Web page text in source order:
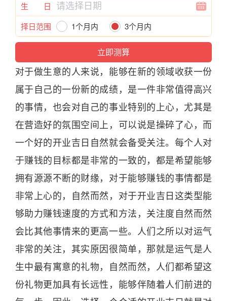
生 日
择日范围
1个月内
3个月内
一年内
对于做生意的人来说，能够在新的领域收获一份
属于自己的一份新的成绩，是一件非常值得高兴
的事情，也会对自己的事业特别的上心，尤其是
在营造好的氛围空间上，可以说是操碎了心，而
一个好的开业吉日 自然就会备受关注。每个人对
于赚钱的目标都是非常的一致的，都是希望能够
拥有源源不断的财缘，对于能够赚钱的事情都是
非常上心的，
自然而然，对于开业吉日这类型能
够助力赚钱速度的方式和方法，关注度自然而然
会比其他事情来的更高一些。人们之所以对运气
非常的关注，其实原因很简单，那就是运气是人
生中最有寓意的礼物，
自然而然，人们都希望这
份礼物更加具有长远性，能够伴随着人们前进的